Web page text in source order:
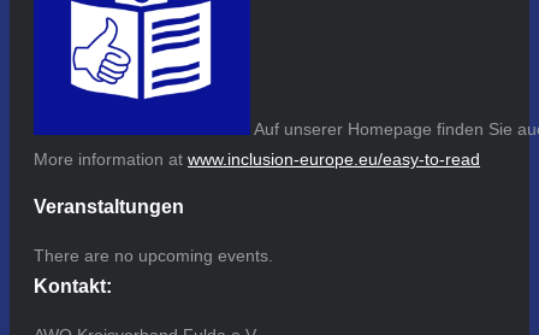
Auf unserer Homepage finden Sie
More information at www.inclusion-europe.eu/easy-to-read
Veranstaltungen
There are no upcoming events.
Kontakt: